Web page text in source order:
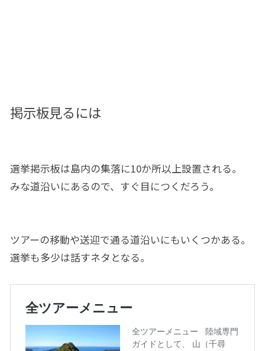
掲示板見るには
選挙掲示板は島内の集落に10か所以上設置される。
みな道沿いにあるので、すぐ目につくだろう。
ツアーの移動や送迎で通る道沿いにもいくつかある。
選挙も多少は話すネタとなる。